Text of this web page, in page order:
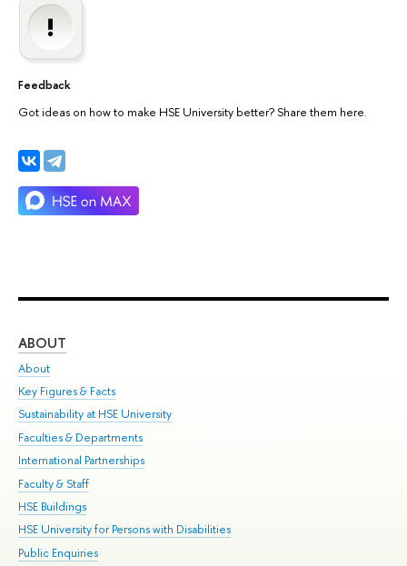
Feedback
Got ideas on how to make HSE University better? Share them here.
ABOUT
About
Key Figures & Facts
Sustainability at HSE University
Faculties & Departments
International Partnerships
Faculty & Staff
HSE Buildings
HSE University for Persons with Disabilities
Public Enquiries